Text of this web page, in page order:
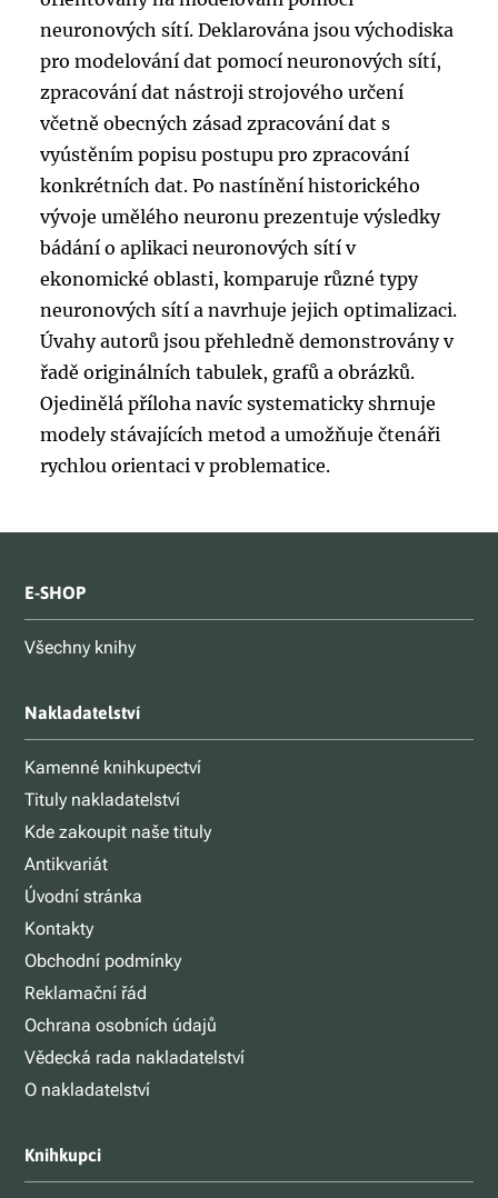
neuronových sítí. Deklarována jsou východiska
pro modelování dat pomocí neuronových sítí,
zpracování dat nástroji strojového určení
včetně obecných zásad zpracování dat s
vyústěním popisu postupu pro zpracování
konkrétních dat. Po nastínění historického
vývoje umělého neuronu prezentuje výsledky
bádání o aplikaci neuronových sítí v
ekonomické oblasti, komparuje různé typy
neuronových sítí a navrhuje jejich optimalizaci.
Úvahy autorů jsou přehledně demonstrovány v
řadě originálních tabulek, grafů a obrázků.
Ojedinělá příloha navíc systematicky shrnuje
modely stávajících metod a umožňuje čtenáři
rychlou orientaci v problematice.
E-SHOP
Všechny knihy
Nakladatelství
Kamenné knihkupectví
Tituly nakladatelství
Kde zakoupit naše tituly
Antikvariát
Úvodní stránka
Kontakty
Obchodní podmínky
Reklamační řád
Ochrana osobních údajů
Vědecká rada nakladatelství
O nakladatelství
Knihkupci